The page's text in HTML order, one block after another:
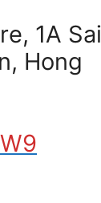
1A Sai
Hong